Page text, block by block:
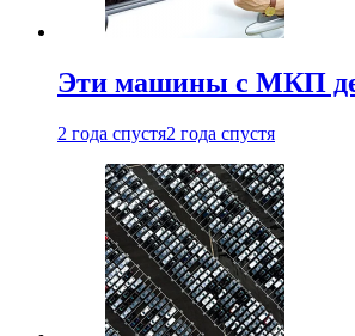
Эти машины с МКП
2 года спустя2 года спустя